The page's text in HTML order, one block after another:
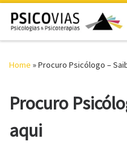
Skip to content
Home »Procuro Psicólogo –
Procuro
aqui